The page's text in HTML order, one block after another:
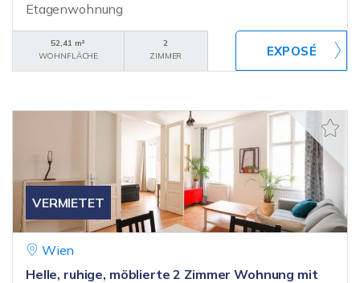
Etagenwohnung
52,41 m²
WOHNFLÄCHE
2
ZIMMER
VERMIETET
Wien
Helle, ruhige, möblierte 2 Zimmer Wohnung mit